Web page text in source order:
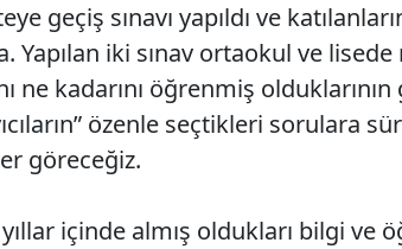
geçiş sınavı yapıldı ve
Yapılan iki sınav ortaokul ve
ne kadarını öğrenmiş
özenle seçtikleri sorulara
göreceğiz.
içinde almış oldukları bilgi ve